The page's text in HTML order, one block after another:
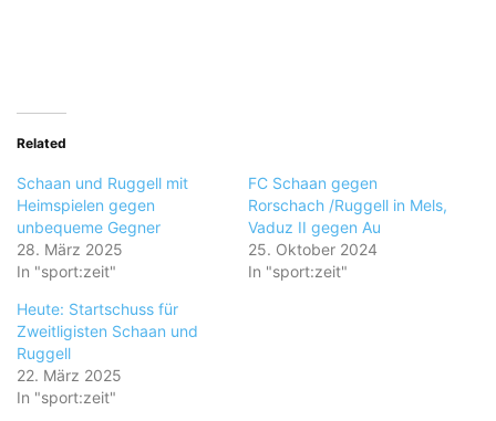
Related
Schaan und Ruggell mit
Heimspielen gegen
unbequeme Gegner
28. März 2025
In "sport:zeit"
FC Schaan gegen
Rorschach /Ruggell in Mels,
Vaduz II gegen Au
25. Oktober 2024
In "sport:zeit"
Heute: Startschuss für
Zweitligisten Schaan und
Ruggell
22. März 2025
In "sport:zeit"